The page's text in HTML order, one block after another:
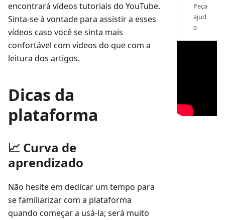
encontrará vídeos tutoriais do YouTube.
Sinta-se à vontade para assistir a esses
vídeos caso você se sinta mais
confortável com vídeos do que com a
leitura dos artigos.
Dicas da
plataforma
📈 Curva de
aprendizado
Não hesite em dedicar um tempo para
se familiarizar com a plataforma
quando começar a usá-la; será muito
Peça
ajud
a